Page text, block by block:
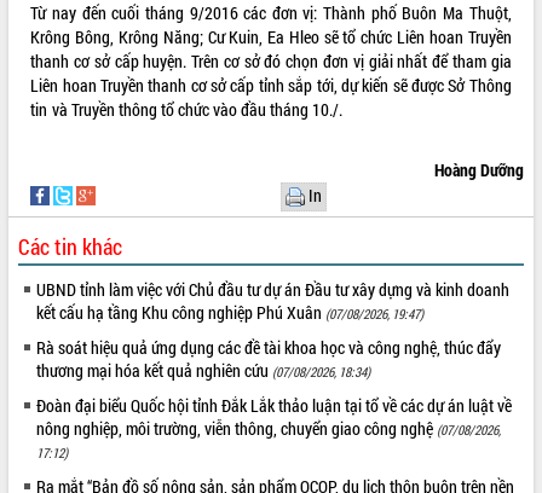
Tháo gỡ những vướng mắc, đẩy mạnh
công tác cải cách thủ tục hành chính
tại Trung tâm Phục vụ hành chính
công tỉnh
Đắk Lắk rà soát, điều chỉnh Đề án 190
về phát triển nuôi trồng thủy sản
Phó Chủ tịch UBND tỉnh Đắk Lắk
Trương Công Thái kiểm tra thực địa
Dự án cao tốc Khánh Hòa - Buôn Ma
Thuột
Định vị cà phê Việt Nam như một “di
sản sống” trong dòng chảy toàn cầu
Xây dựng nông thôn mới: Nâng cao đời
sống người dân từ những mô hình thiết
thực
Quyết liệt tháo gỡ vướng mắc, đẩy
Từ nay đến cuối tháng 9/2016 các đơn vị: Thành phố Buôn Ma Thuột,
Krông Bông, Krông Năng; Cư Kuin, Ea Hleo sẽ tổ chức Liên hoan Truyền
thanh cơ sở cấp huyện. Trên cơ sở đó chọn đơn vị giải nhất để tham gia
Liên hoan Truyền thanh cơ sở cấp tỉnh sắp tới, dự kiến sẽ được Sở Thông
tin và Truyền thông tổ chức vào đầu tháng 10./.
Hoàng Dưỡng
In
Các tin khác
UBND tỉnh làm việc với Chủ đầu tư dự án Đầu tư xây dựng và kinh doanh
kết cấu hạ tầng Khu công nghiệp Phú Xuân (07/08/2026, 19:47)
Rà soát hiệu quả ứng dụng các đề tài khoa học và công nghệ, thúc đẩy
thương mại hóa kết quả nghiên cứu (07/08/2026, 18:34)
Đoàn đại biểu Quốc hội tỉnh Đắk Lắk thảo luận tại tổ về các dự án luật về
nông nghiệp, môi trường, viễn thông, chuyển giao công nghệ (07/08/2026,
17:12)
Ra mắt “Bản đồ số nông sản, sản phẩm OCOP, du lịch thôn buôn trên nền